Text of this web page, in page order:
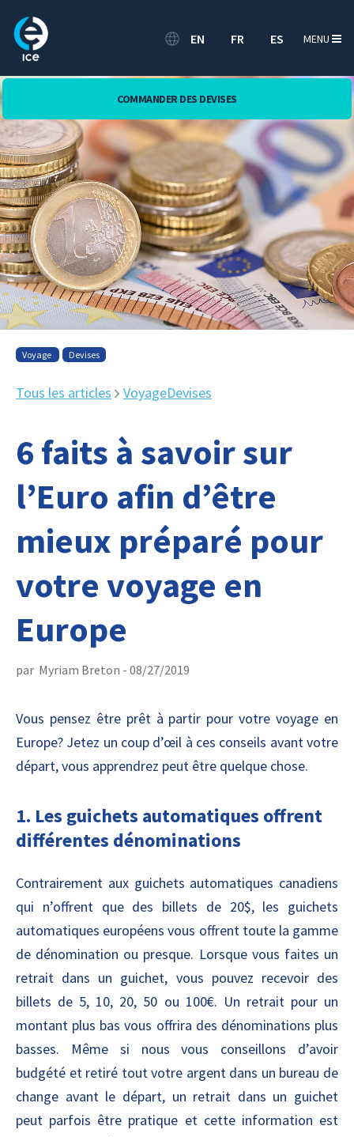
EN FR ES
COMMANDER DES DEVISES
MENU
[Translate to Français:]
Voyage Devises
Tous les articles VoyageDevises
6 faits à savoir sur
l’Euro afin d’être
mieux préparé pour
votre voyage en
Europe
par Myriam Breton - 08/27/2019
Vous pensez être prêt à partir pour votre voyage en
Europe? Jetez un coup d’œil à ces conseils avant votre
départ, vous apprendrez peut être quelque chose.
1. Les guichets automatiques offrent
différentes dénominations
Contrairement aux guichets automatiques canadiens
qui n’offrent que des billets de 20$, les guichets
automatiques européens vous offrent toute la gamme
de dénomination ou presque. Lorsque vous faites un
retrait dans un guichet, vous pouvez recevoir des
billets de 5, 10, 20, 50 ou 100€. Un retrait pour un
montant plus bas vous offrira des dénominations plus
basses. Même si nous vous conseillons d’avoir
budgété et retiré tout votre argent dans un bureau de
change avant le départ, un retrait dans un guichet
peut parfois être pratique et cette information est